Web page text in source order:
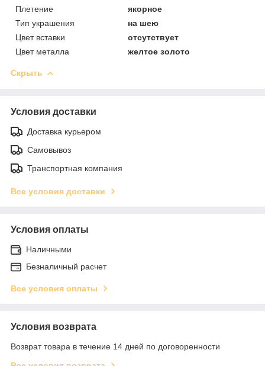
Плетение
якорное
Тип украшения
на шею
Цвет вставки
отсутствует
Цвет металла
желтое золото
Скрыть
Условия доставки
Доставка курьером
Самовывоз
Транспортная компания
Все условия доставки
Условия оплаты
Наличными
Безналичный расчет
Все условия оплаты
Условия возврата
Возврат товара в течение 14 дней по договоренности